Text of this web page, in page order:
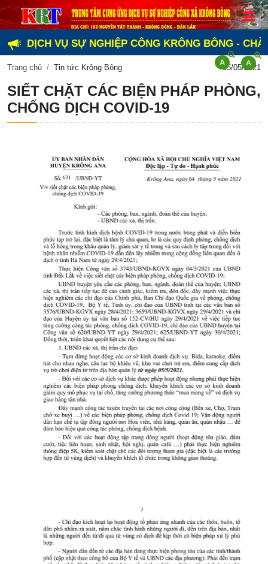
DỊCH VỤ SỰ NGHIỆP CÔNG KRÔNG BÔNG -
Trang chủ Tin tức Krông Bông 05/05/2021
SIẾT CHẶT CÁC BIỆN PHÁP PHÒNG,
CHỐNG DỊCH COVID-19